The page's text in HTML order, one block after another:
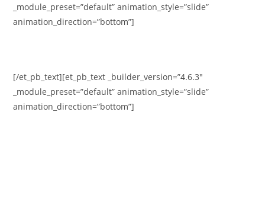
_module_preset=”default” animation_style=”slide”
animation_direction=”bottom”]
[/et_pb_text][et_pb_text _builder_version=”4.6.3″
_module_preset=”default” animation_style=”slide”
animation_direction=”bottom”]